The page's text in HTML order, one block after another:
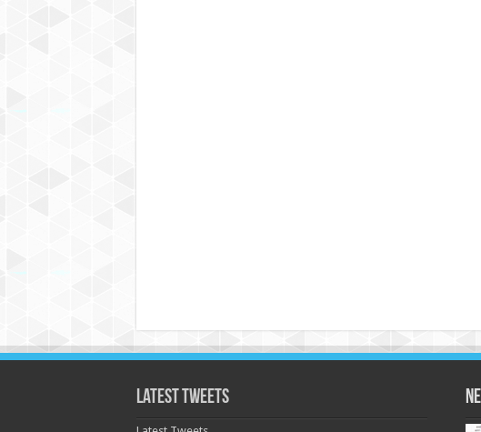
Latest Tweets